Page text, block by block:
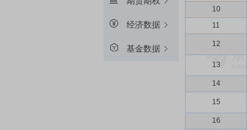
经济数据
基金数据
10
11
12
13
14
15
16